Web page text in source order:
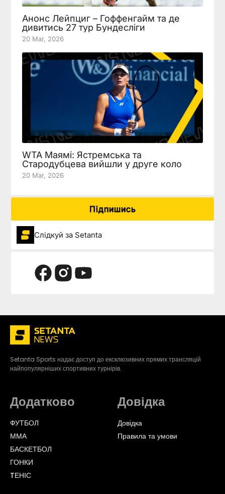
Анонс Лейпциг – Гоффенгайм та де
дивитись 27 тур Бундесліги
20 Mar, 2026
WTA Маямі: Ястремська та
Стародубцева вийшли у друге коло
20 Mar, 2026
Підпишись
Слідкуй за Setanta
Setanta Sports надає доступ до ексклюзивних прямих трансляцій
найпопулярніших спортивних турнірів.
Додатково
ФУТБОЛ
ММА
БАСКЕТБОЛ
ГОНКИ
TЕНІС
Довідка
Довідка
Правила та умови